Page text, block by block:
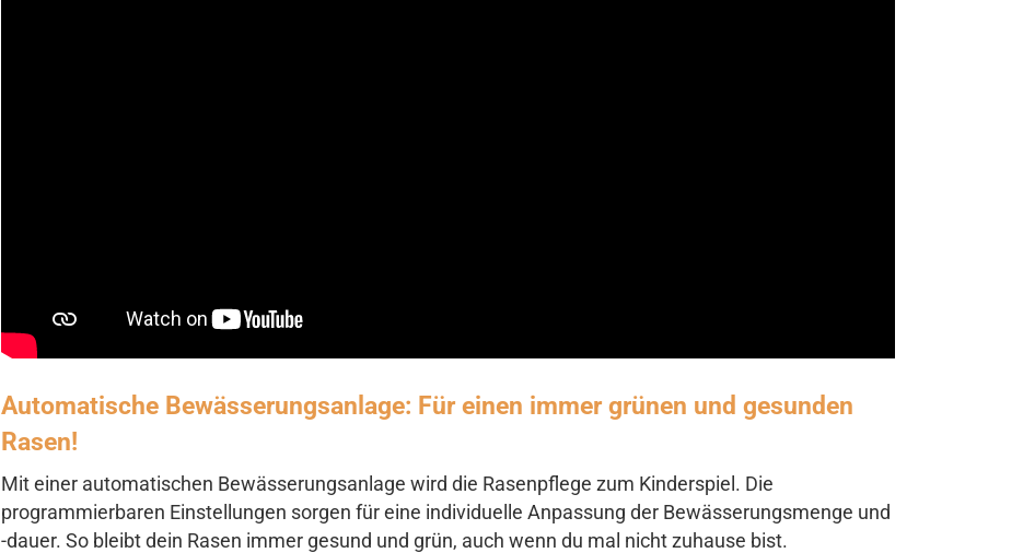
Automatische Bewässerungsanlage: Für einen immer grünen und gesunden
Rasen!
Mit einer automatischen Bewässerungsanlage wird die Rasenpflege zum Kinderspiel. Die
programmierbaren Einstellungen sorgen für eine individuelle Anpassung der Bewässerungsmenge und
-dauer. So bleibt dein Rasen immer gesund und grün, auch wenn du mal nicht zuhause bist.